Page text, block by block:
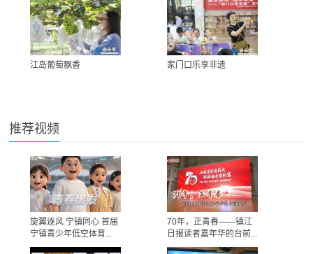
江岛葡萄飘香 家门口乐享非遗
推荐视频
旋翼逐风 宁镇同心 首届
宁镇青少年低空体育...
70年，正青春——镇江
日报读者嘉年华的台前...